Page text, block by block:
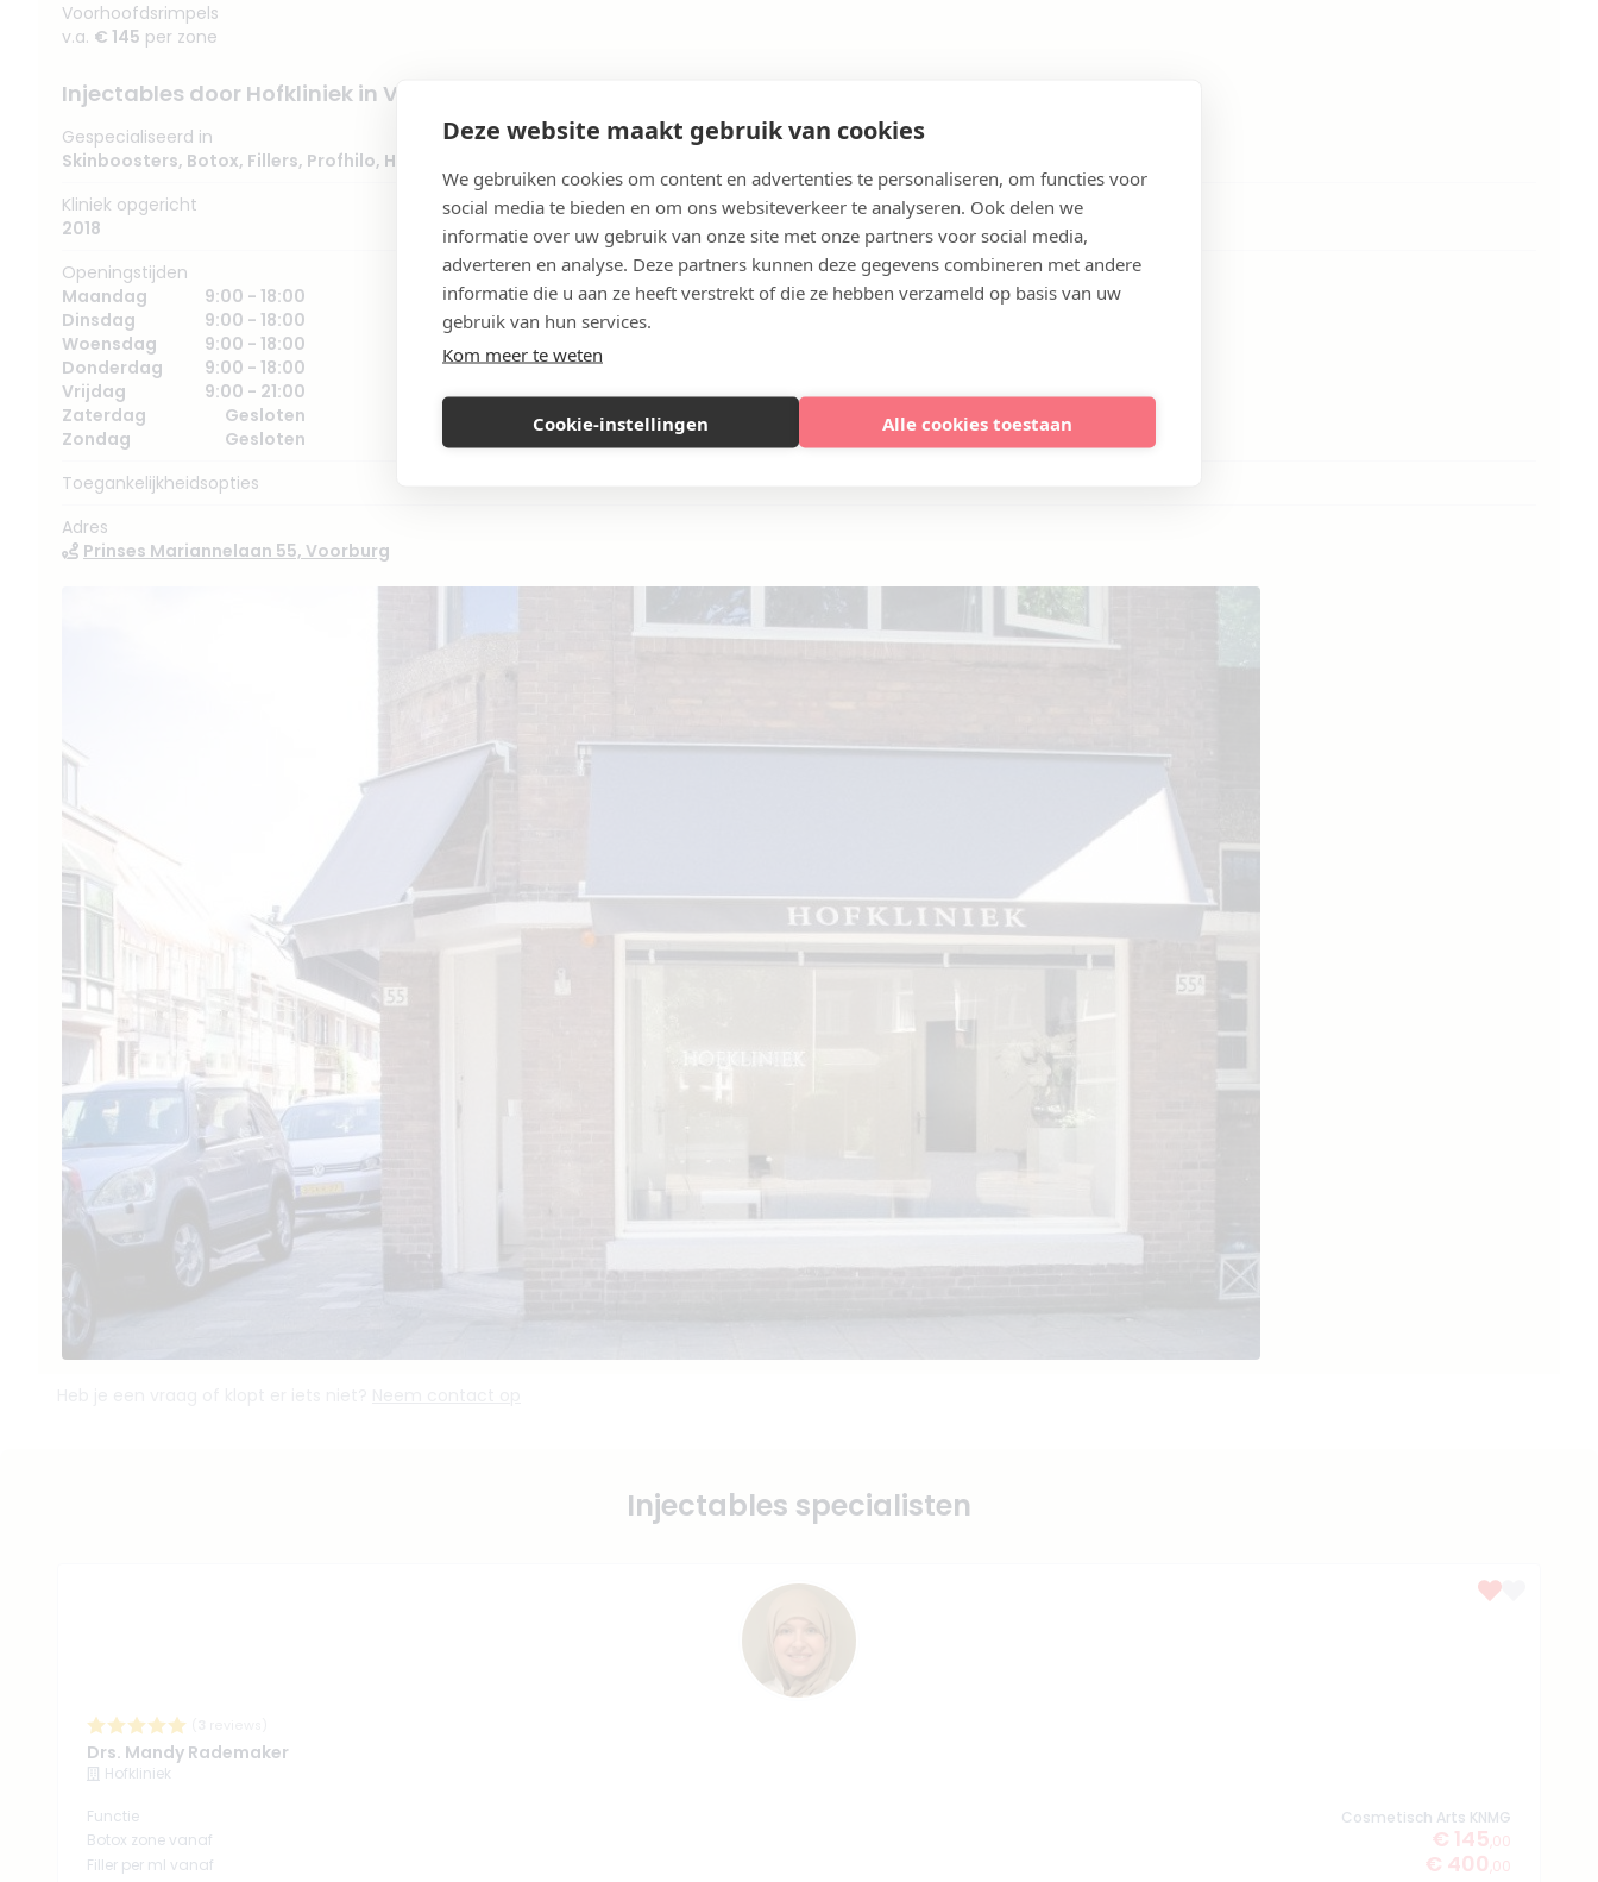
Deze website maakt gebruik van cookies
We gebruiken cookies om content en advertenties te personaliseren, om functies voor
social media te bieden en om ons websiteverkeer te analyseren. Ook delen we
informatie over uw gebruik van onze site met onze partners voor social media,
adverteren en analyse. Deze partners kunnen deze gegevens combineren met andere
informatie die u aan ze heeft verstrekt of die ze hebben verzameld op basis van uw
gebruik van hun services.
Kom meer te weten
Cookie-instellingen Alle cookies toestaan
Voorhoofdsrimpels
v.a. € 145 per zone
Injectables door Hofkliniek in Voorburg
Gespecialiseerd in
Skinboosters, Botox, Fillers, Profhilo, Huidverbetering
Kliniek opgericht
2018
Openingstijden
Maandag
9:00 - 18:00
Dinsdag
9:00 - 18:00
Woensdag
9:00 - 18:00
Donderdag
9:00 - 18:00
Vrijdag
9:00 - 21:00
Zaterdag
Gesloten
Zondag
Gesloten
Toegankelijkheidsopties
Adres
Prinses Mariannelaan 55, Voorburg
Injectables specialisten
Drs. Mandy Rademaker
Hofkliniek
Functie
Cosmetisch Arts KNMG
Botox zone vanaf
€ 145 ,00
Filler per ml vanaf
€ 400 ,00